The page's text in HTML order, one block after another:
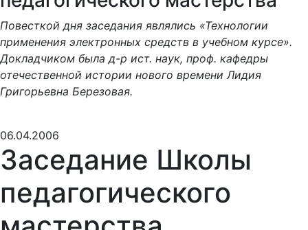
Повесткой дня заседания являлись «Технологии
применения электронных средств в учебном курсе».
Докладчиком была д-р ист. наук, проф. кафедры
отечественной истории нового времени Лидия
Григорьевна Березовая.
06.04.2006
Заседание Школы
педагогического